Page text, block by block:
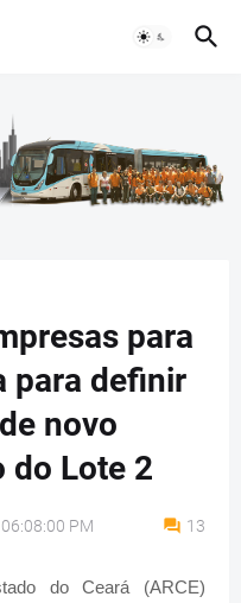
para
para definir
novo
do Lote 2
PM 13
do Ceará (ARCE)